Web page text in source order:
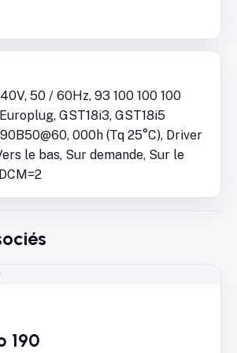
50 / 60Hz, 93 100 100 100
GST18i3, GST18i5
000h (Tq 25°C), Driver
le bas, Sur demande, Sur le
190